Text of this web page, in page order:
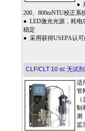
●
200、800mNTU校正系
● LED激光光源，耗电
稳定
● 采用获得USEPA认
CLF/CLT 10 sc 无试
适
管
制
测
监